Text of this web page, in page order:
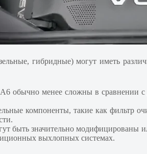
гибридные) могут иметь
обычно менее сложны в сравнении с
компоненты, такие как фильтр
быть значительно модифицированы
выхлопных системах.